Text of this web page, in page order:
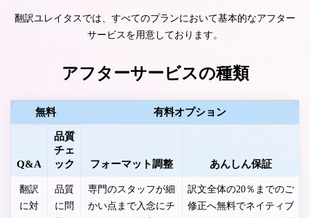
翻訳ユレイタスでは、すべてのプランにおいて基本的なアフター
サービスを用意しております。
アフターサービスの種類
無料 有料オプション
Q&A
品質
チェ
ック
フォーマット調整 あんしん保証
翻訳
に対
品質
に問
専門のスタッフが細
かい点まで入念にチ
訳文全体の20％までのご
修正へ無料でネイティブ